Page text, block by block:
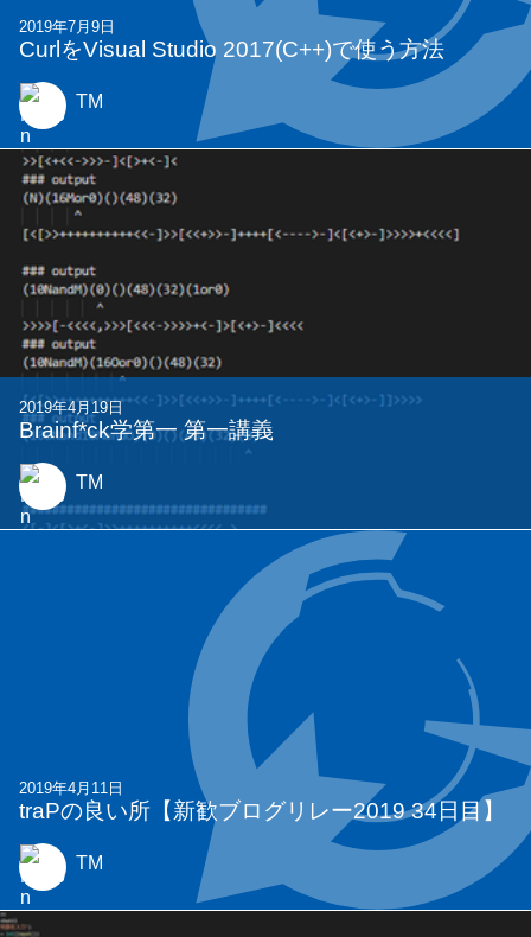
2019年7月9日
CurlをVisual Studio 2017(C++)で使う方法
TM
2019年4月19日
Brainf*ck学第一 第一講義
TM
2019年4月11日
traPの良い所【新歓ブログリレー2019 34日目】
TM